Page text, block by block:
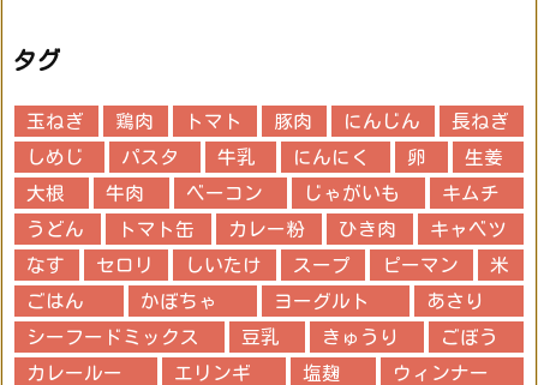
タグ
玉ねぎ 鶏肉 トマト 豚肉 にんじん
長ねぎ
しめじ
パスタ 牛乳 にんにく 卵
生姜
大根
牛肉 ベーコン じゃがいも
キムチ
うどん
トマト缶 カレー粉 ひき肉
キャベツ
なす
セロリ しいたけ スープ ピーマン
米
ごはん
かぼちゃ ヨーグルト
あさり
シーフードミックス
豆乳 きゅうり
ごぼう
カレールー
エリンギ 塩麹
ウィンナー